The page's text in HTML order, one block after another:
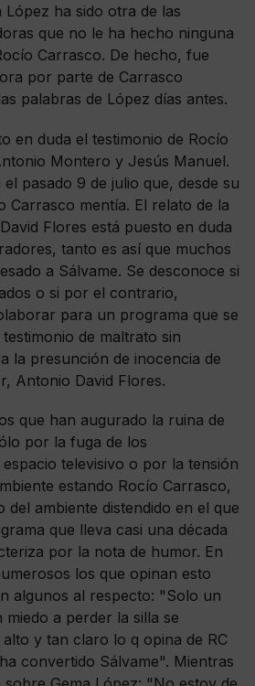
ha sido otra de las
que no le ha hecho ninguna
Carrasco. De hecho, fue
por parte de Carrasco
palabras de López días antes.
en duda el testimonio de Rocío
Montero y Jesús Manuel.
pasado 9 de julio que, desde su
Carrasco mentía. El relato de la
Flores está puesto en duda
tanto es así que muchos
a Sálvame. Se desconoce si
o si por el contrario,
para un programa que se
de maltrato sin
la presunción de inocencia de
Antonio David Flores.
que han augurado la ruina de
por la fuga de los
televisivo o por la tensión
estando Rocío Carrasco,
del ambiente distendido en el que
que lleva casi una década
por la nota de humor. En
los que opinan esto
algunos al respecto: "Solo un
a perder la silla se
y tan claro lo q opina de RC
convertido Sálvame". Mientras